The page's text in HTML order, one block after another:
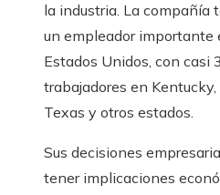
la industria. La compañía
un empleador importante
Estados Unidos, con casi
trabajadores en Kentucky,
Texas y otros estados.
Sus decisiones
tener implicaciones